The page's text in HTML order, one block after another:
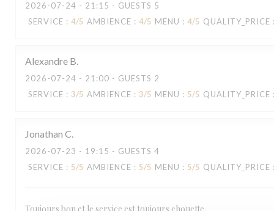
2026-07-24 - 21:15 - GUESTS 5
SERVICE : 4/5 AMBIENCE : 4/5 MENU : 4/5 QUALITY_PRICE
Alexandre B
2026-07-24 - 21:00 - GUESTS 2
SERVICE : 3/5 AMBIENCE : 3/5 MENU : 5/5 QUALITY_PRICE
Jonathan C
2026-07-23 - 19:15 - GUESTS 4
SERVICE : 5/5 AMBIENCE : 5/5 MENU : 5/5 QUALITY_PRICE